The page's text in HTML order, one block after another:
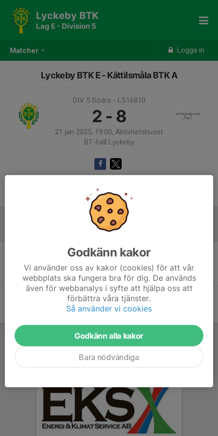
Matcher Logga in
Lyckeby BTK
Lag E - Division 5
Lyckeby BTK E - Kättilsmåla BTK A
DIV 5 Södra - LS16810
2 - 8
21 jan 2025, 19:00, Aktivitetshuset
BT-hall Lyckeby
Samling 18:00
Inget referat skrivet
Godkänn kakor
Vi använder oss av kakor (cookies) för att vår
webbplats ska fungera bra för dig. De används
även för webbanalys i syfte att hjälpa oss att
förbättra våra tjänster.
Så använder vi cookies
Godkänn alla kakor
Bara nödvändiga